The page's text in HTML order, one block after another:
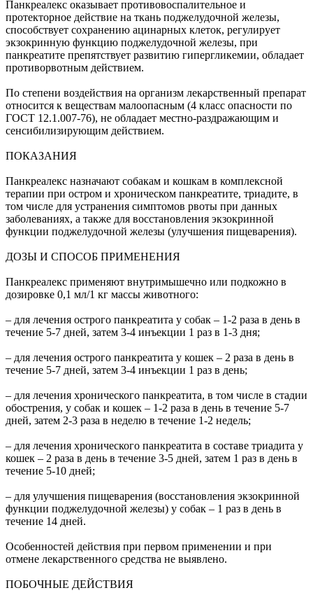
Панкреалекс оказывает противовоспалительное и
протекторное действие на ткань поджелудочной железы,
способствует сохранению ацинарных клеток, регулирует
экзокринную функцию поджелудочной железы, при
панкреатите препятствует развитию гипергликемии, обладает
противорвотным действием.
По степени воздействия на организм лекарственный препарат
относится к веществам малоопасным (4 класс опасности по
ГОСТ 12.1.007-76), не обладает местно-раздражающим и
сенсибилизирующим действием.
ПОКАЗАНИЯ
Панкреалекс назначают собакам и кошкам в комплексной
терапии при остром и хроническом панкреатите, триадите, в
том числе для устранения симптомов рвоты при данных
заболеваниях, а также для восстановления экзокринной
функции поджелудочной железы (улучшения пищеварения).
ДОЗЫ И СПОСОБ ПРИМЕНЕНИЯ
Панкреалекс применяют внутримышечно или подкожно в
дозировке 0,1 мл/1 кг массы животного:
– для лечения острого панкреатита у собак – 1-2 раза в день в
течение 5-7 дней, затем 3-4 инъекции 1 раз в 1-3 дня;
– для лечения острого панкреатита у кошек – 2 раза в день в
течение 5-7 дней, затем 3-4 инъекции 1 раз в день;
– для лечения хронического панкреатита, в том числе в стадии
обострения, у собак и кошек – 1-2 раза в день в течение 5-7
дней, затем 2-3 раза в неделю в течение 1-2 недель;
– для лечения хронического панкреатита в составе триадита у
кошек – 2 раза в день в течение 3-5 дней, затем 1 раз в день в
течение 5-10 дней;
– для улучшения пищеварения (восстановления экзокринной
функции поджелудочной железы) у собак – 1 раз в день в
течение 14 дней.
Особенностей действия при первом применении и при
отмене лекарственного средства не выявлено.
ПОБОЧНЫЕ ДЕЙСТВИЯ